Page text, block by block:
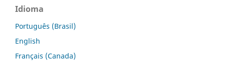
Idioma
Português (Brasil)
English
Français (Canada)